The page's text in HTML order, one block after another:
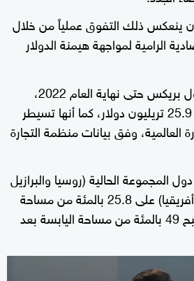
ينعكس ذلك التفوق عملياً من خلال
الرامية لمواجهة هيمنة الدولار
وبلغ حجم اقتصادات دول بريكس حتى نهاية العام 2022،
وقبل توسع المجموعة، 25.9 تريليون دولار، كما أنها تسيطر
العالمية، وفق بيانات منظمة التجارة
المجموعة الحالية (روسيا والبرازيل
والهند والصين وجنوب أفريقيا) على 25.8 بالمئة من مساحة
اليابسة في العالم، لتصبح 49 بالمئة من مساحة اليابسة بعد